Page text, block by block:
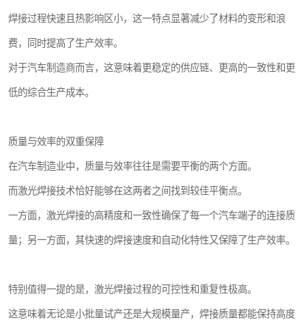
焊接过程快速且热影响区小，这一特点显著减少了材料的变形和浪
费，同时提高了生产效率。
对于汽车制造商而言，这意味着更稳定的供应链、更高的一致性和更
低的综合生产成本。
质量与效率的双重保障
在汽车制造业中，质量与效率往往是需要平衡的两个方面。
而激光焊接技术恰好能够在这两者之间找到较佳平衡点。
一方面，激光焊接的高精度和一致性确保了每一个汽车端子的连接质
量；另一方面，其快速的焊接速度和自动化特性又保障了生产效率。
特别值得一提的是，激光焊接过程的可控性和重复性极高。
这意味着无论是小批量试产还是大规模量产，焊接质量都能保持高度